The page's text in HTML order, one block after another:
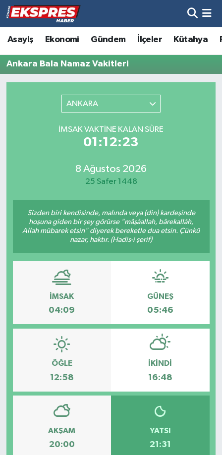
Asayiş Ekonomi Gündem İlçeler Kütahya
Ankara Bala Namaz Vakitleri
ANKARA
İMSAK VAKTINE KALAN SÜRE
01:12:23
8 Ağustos 2026
25 Safer 1448
Sizden biri kendisinde, malında veya (din) kardeşinde
hoşuna giden bir şey görürse "mâşâallah, bârekallâh,
Allah mübarek etsin" diyerek bereketle dua etsin. Çünkü
nazar, haktır. (Hadis-i şerif)
İMSAK
04:09
GÜNEŞ
05:46
ÖĞLE
12:58
İKINDI
16:48
AKŞAM
20:00
YATSI
21:31
Altıntaş
Asayiş
Biyografiler
Çavdarhisar
Dumlupınar
Ekonomi
Foto Galeri
Genel
Gündem
Hisarcık
Hava Durumu
Trafik Durumu
Tüm Manşetler
Son Dakika Haberleri